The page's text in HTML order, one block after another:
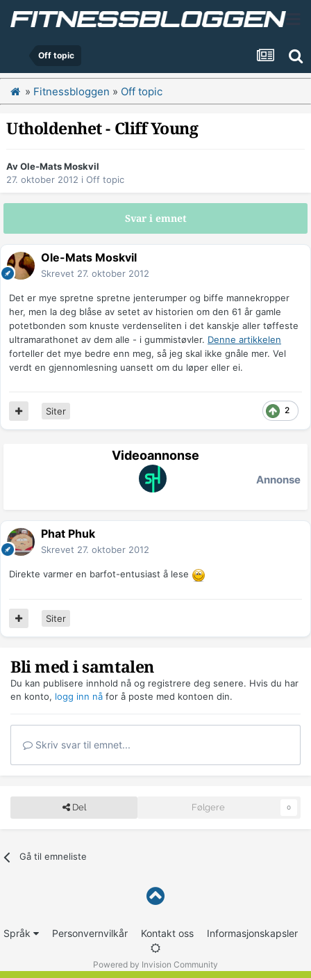
Off topic
» Fitnessbloggen » Off topic
Utholdenhet - Cliff Young
AvOle-Mats Moskvil
27. oktober 2012 i Off topic
Svar i emnet
Ole-Mats Moskvil
Skrevet 27. oktober 2012
Det er mye spretne spretne jenterumper og biffe mannekropper
her, men la deg blåse av setet av historien om den 61 år gamle
potetbonden som knuste verdenseliten i det kanskje aller tøffeste
ultramarathonet av dem alle - i gummistøvler. Denne artikkelen
forteller det mye bedre enn meg, så jeg skal ikke gnåle mer. Vel
verdt en gjennomlesning uansett om du løper eller ei.
2
Siter
Videoannonse
Annonse
Phat Phuk
Skrevet 27. oktober 2012
Direkte varmer en barfot-entusiast å lese
Siter
Bli med i samtalen
Du kan publisere innhold nå og registrere deg senere. Hvis du har
en konto, logg inn nå for å poste med kontoen din.
Skriv svar til emnet...
Del Følgere 0
Gå til emneliste
Språk Personvernvilkår Kontakt oss Informasjonskapsler
Powered by Invision Community